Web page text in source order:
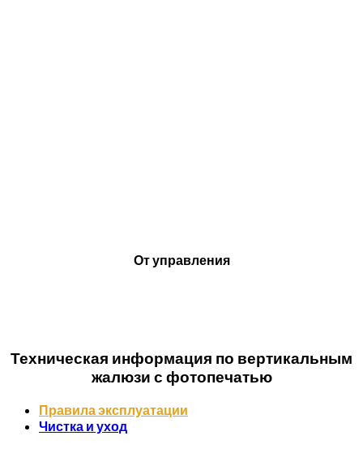
От управления
Техническая информация по вертикальным
жалюзи с фотопечатью
Правила эксплуатации
Чистка и уход